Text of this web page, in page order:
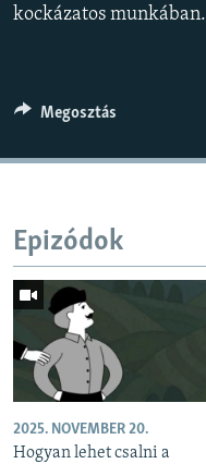
kockázatos munkában.
Megosztás
Epizódok
2025. NOVEMBER 20.
Hogyan lehet csalni a